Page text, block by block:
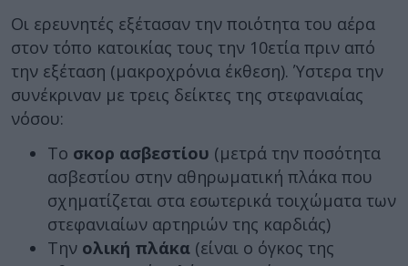
Οι ερευνητές εξέτασαν την ποιότητα του αέρα
στον τόπο κατοικίας τους την 10ετία πριν από
την εξέταση (μακροχρόνια έκθεση). Ύστερα την
συνέκριναν με τρεις δείκτες της στεφανιαίας
νόσου:
Το σκορ ασβεστίου (μετρά την ποσότητα
ασβεστίου στην αθηρωματική πλάκα που
σχηματίζεται στα εσωτερικά τοιχώματα των
στεφανιαίων αρτηριών της καρδιάς)
Την ολική πλάκα (είναι ο όγκος της